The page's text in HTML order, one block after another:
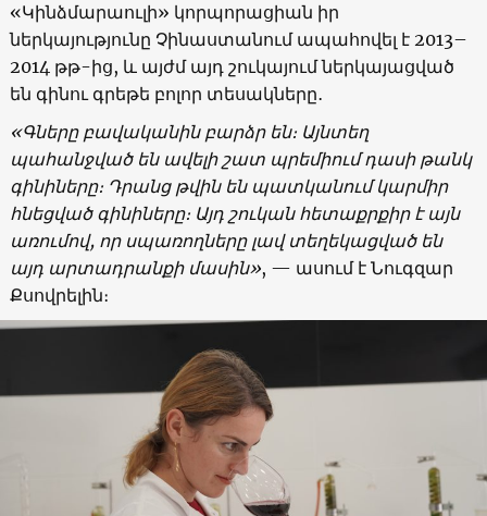
«Կինձմարաուլի» կորպորացիան իր
ներկայությունը Չինաստանում ապահովել է 2013–
2014 թթ-ից, և այժմ այդ շուկայում ներկայացված
են գինու գրեթե բոլոր տեսակները․
«Գները բավականին բարձր են։ Այնտեղ
պահանջված են ավելի շատ պրեմիում դասի թանկ
գինիները։ Դրանց թվին են պատկանում կարմիր
հնեցված գինիները։ Այդ շուկան հետաքրքիր է այն
առումով, որ սպառողները լավ տեղեկացված են
այդ արտադրանքի մասին», — ասում է Նուգզար
Քսովրելին։